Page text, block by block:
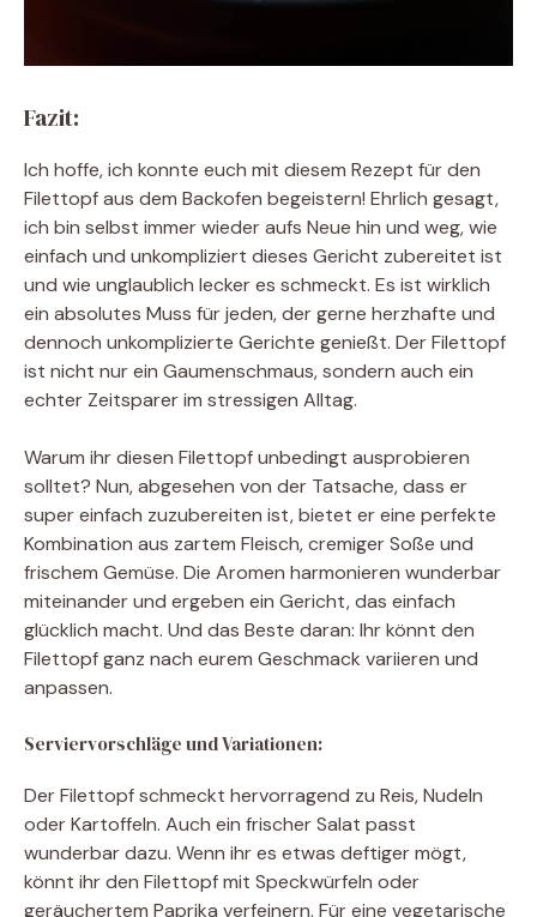
Fazit:
Ich hoffe, ich konnte euch mit diesem Rezept für den
Filettopf aus dem Backofen begeistern! Ehrlich gesagt,
ich bin selbst immer wieder aufs Neue hin und weg, wie
einfach und unkompliziert dieses Gericht zubereitet ist
und wie unglaublich lecker es schmeckt. Es ist wirklich
ein absolutes Muss für jeden, der gerne herzhafte und
dennoch unkomplizierte Gerichte genießt. Der Filettopf
ist nicht nur ein Gaumenschmaus, sondern auch ein
echter Zeitsparer im stressigen Alltag.
Warum ihr diesen Filettopf unbedingt ausprobieren
solltet? Nun, abgesehen von der Tatsache, dass er
super einfach zuzubereiten ist, bietet er eine perfekte
Kombination aus zartem Fleisch, cremiger Soße und
frischem Gemüse. Die Aromen harmonieren wunderbar
miteinander und ergeben ein Gericht, das einfach
glücklich macht. Und das Beste daran: Ihr könnt den
Filettopf ganz nach eurem Geschmack variieren und
anpassen.
Serviervorschläge und Variationen:
Der Filettopf schmeckt hervorragend zu Reis, Nudeln
oder Kartoffeln. Auch ein frischer Salat passt
wunderbar dazu. Wenn ihr es etwas deftiger mögt,
könnt ihr den Filettopf mit Speckwürfeln oder
geräuchertem Paprika verfeinern. Für eine vegetarische